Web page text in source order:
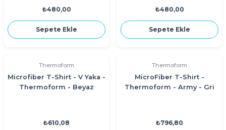
₺480,00
Sepete Ekle
₺480,00
Sepete Ekle
Thermoform
Microfiber T-Shirt - V Yaka -
Thermoform - Beyaz
₺610,08
Thermoform
MicroFiber T-Shirt -
Thermoform - Army - Gri
₺796,80